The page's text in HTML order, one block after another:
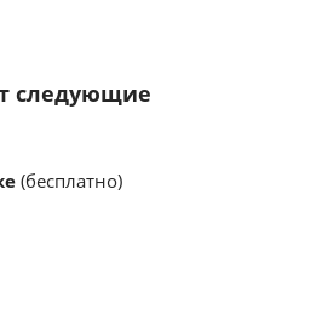
следующие
(бесплатно)